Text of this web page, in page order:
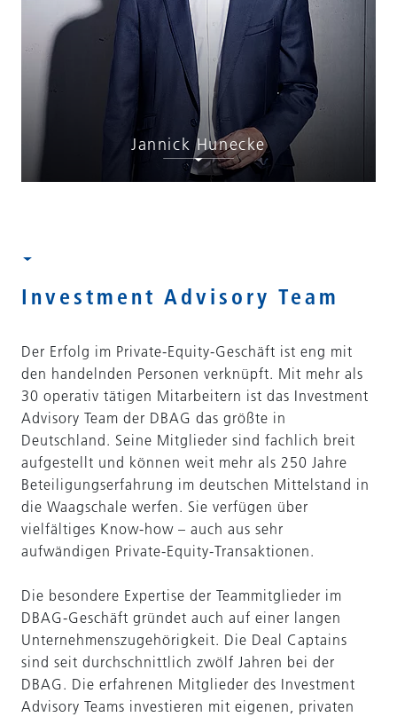
Jannick Hunecke
Investment Advisory Team
Der Erfolg im Private-Equity-Geschäft ist eng mit
den handelnden Personen verknüpft. Mit mehr als
30 operativ tätigen Mitarbeitern ist das Investment
Advisory Team der DBAG das größte in
Deutschland. Seine Mitglieder sind fachlich breit
aufgestellt und können weit mehr als 250 Jahre
Beteiligungserfahrung im deutschen Mittelstand in
die Waagschale werfen. Sie verfügen über
vielfältiges Know-how – auch aus sehr
aufwändigen Private-Equity-Transaktionen.
Die besondere Expertise der Teammitglieder im
DBAG-Geschäft gründet auch auf einer langen
Unternehmenszugehörigkeit. Die Deal Captains
sind seit durchschnittlich zwölf Jahren bei der
DBAG. Die erfahrenen Mitglieder des Investment
Advisory Teams investieren mit eigenen, privaten